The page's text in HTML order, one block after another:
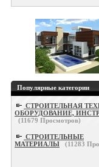
Популярные категории
СТРОИТЕЛЬНАЯ
ОБОРУДОВАНИЕ,
(11679 Просмотров)
СТРОИТЕЛЬНЫЕ
МАТЕРИАЛЫ
(11283